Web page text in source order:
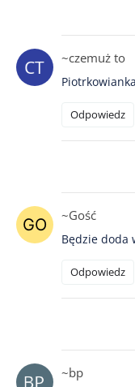
~czemuż to
Odpowiedz
~Gość
Będzie doda
Odpowiedz
~bp